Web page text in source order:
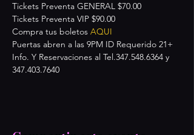
Tickets Preventa GENERAL $70.00
Tickets Preventa VIP $90.00
Compra tus boletos AQUI
Puertas abren a las 9PM ID Requerido 21+
Info. Y Reservaciones al Tel.347.548.6364 y
347.403.7640